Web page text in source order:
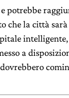
potrebbe
che la città
a